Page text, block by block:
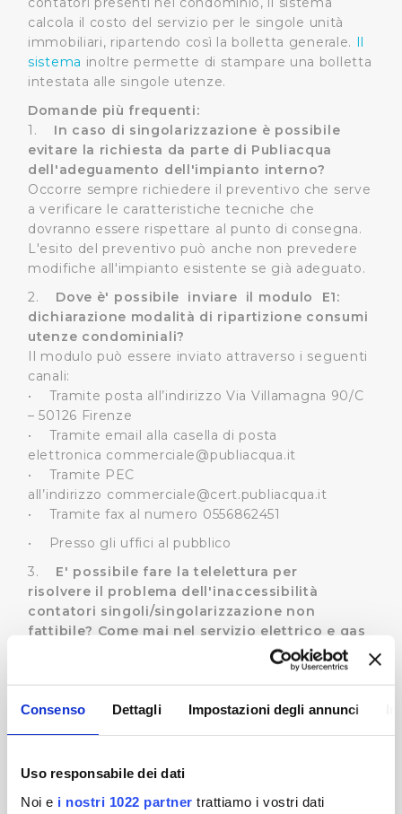
Consenso Dettagli Impostazioni degli annunci
Uso responsabile dei dati
Noi e i nostri 1022 partner trattiamo i vostri dati
calcola il costo del servizio per le singole unità
immobiliari, ripartendo così la bolletta generale. Il
sistema inoltre permette di stampare una bolletta
intestata alle singole utenze.
Domande più frequenti:
1. In caso di singolarizzazione è possibile
evitare la richiesta da parte di Publiacqua
dell'adeguamento dell'impianto interno?
Occorre sempre richiedere il preventivo che serve
a verificare le caratteristiche tecniche che
dovranno essere rispettare al punto di consegna.
L'esito del preventivo può anche non prevedere
modifiche all'impianto esistente se già adeguato.
2.
Dove è' possibile inviare il modulo E1:
dichiarazione modalità di ripartizione consumi
utenze condominiali?
Il modulo può essere inviato attraverso i seguenti
canali:
• Tramite posta all’indirizzo Via Villamagna 90/C
– 50126 Firenze
• Tramite email alla casella di posta
elettronica commerciale@publiacqua.it
• Tramite PEC
all’indirizzo commerciale@cert.publiacqua.it
• Tramite fax al numero 0556862451
• Presso gli uffici al pubblico
3. E' possibile fare la telelettura per
risolvere il problema dell'inaccessibilità
contatori singoli/singolarizzazione non
fattibile? Come mai nel servizio elettrico e gas
viene fatta la telelettura? Perché Publiacqua
non può fare i contratti con i singoli
condomini?
I servizi elettrico e gas stanno già attuando la
disciplina la telelettura. Tuttavia Publiacqua sta
contatori con contratto di fornitura diretto ed